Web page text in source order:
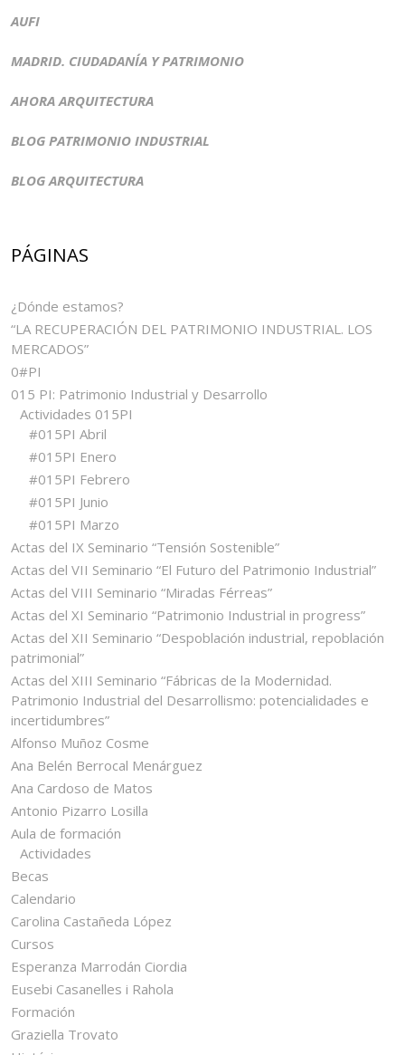
AUFI
MADRID. CIUDADANÍA Y PATRIMONIO
AHORA ARQUITECTURA
BLOG PATRIMONIO INDUSTRIAL
BLOG ARQUITECTURA
PÁGINAS
¿Dónde estamos?
“LA RECUPERACIÓN DEL PATRIMONIO INDUSTRIAL. LOS
MERCADOS”
0#PI
015 PI: Patrimonio Industrial y Desarrollo
Actividades 015PI
#015PI Abril
#015PI Enero
#015PI Febrero
#015PI Junio
#015PI Marzo
Actas del IX Seminario “Tensión Sostenible”
Actas del VII Seminario “El Futuro del Patrimonio Industrial”
Actas del VIII Seminario “Miradas Férreas”
Actas del XI Seminario “Patrimonio Industrial in progress”
Actas del XII Seminario “Despoblación industrial, repoblación
patrimonial”
Actas del XIII Seminario “Fábricas de la Modernidad.
Patrimonio Industrial del Desarrollismo: potencialidades e
incertidumbres”
Alfonso Muñoz Cosme
Ana Belén Berrocal Menárguez
Ana Cardoso de Matos
Antonio Pizarro Losilla
Aula de formación
Actividades
Becas
Calendario
Carolina Castañeda López
Cursos
Esperanza Marrodán Ciordia
Eusebi Casanelles i Rahola
Formación
Graziella Trovato